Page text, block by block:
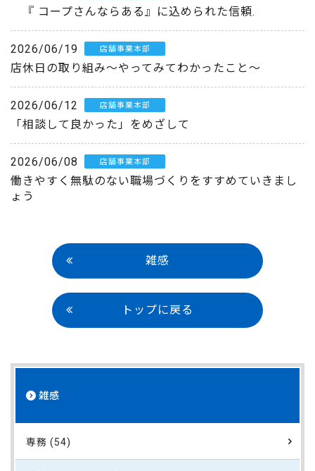
『 コープさんならある』に込められた信頼.
2026/06/19 店舗事業本部
店休日の取り組み～やってみてわかったこと～
2026/06/12 店舗事業本部
「相談して良かった」をめざして
2026/06/08 店舗事業本部
働きやすく無駄のない職場づくりをすすめていきまし
ょう
雑感
トップに戻る
雑感
専務 (54)